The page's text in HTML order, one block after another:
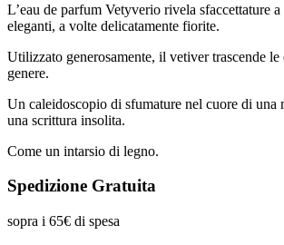
L’eau de parfum Vetyverio rivela sfaccettature
eleganti, a volte delicatamente fiorite.
Utilizzato generosamente, il vetiver trascende
genere.
Un caleidoscopio di sfumature nel cuore di una
una scrittura insolita.
Come un intarsio di legno.
Spedizione Gratuita
sopra i 65€ di spesa